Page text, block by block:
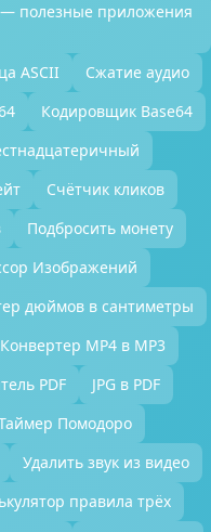
полезные приложения
ASCII
Сжатие аудио
Кодировщик Base64
Счётчик кликов
Подбросить монету
Изображений
дюймов в сантиметры
Конвертер MP4 в MP3
PDF
JPG в PDF
Помодоро
Удалить звук из видео
правила трёх